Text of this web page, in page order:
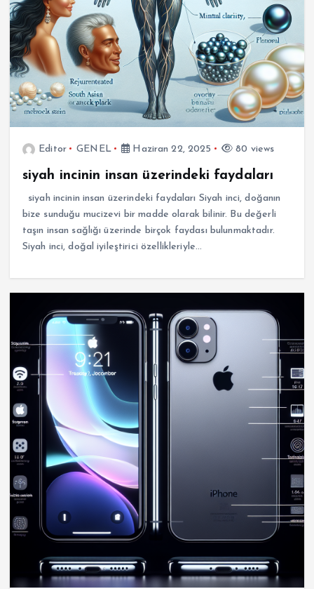
Editor GENEL Haziran 22, 2025 80 views
siyah incinin insan üzerindeki faydaları
siyah incinin insan üzerindeki faydaları Siyah inci, doğanın
bize sunduğu mucizevi bir madde olarak bilinir. Bu değerli
taşın insan sağlığı üzerinde birçok faydası bulunmaktadır.
Siyah inci, doğal iyileştirici özellikleriyle…